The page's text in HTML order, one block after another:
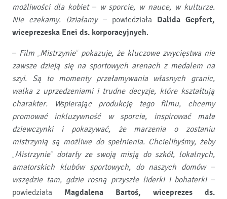
możliwości dla kobiet – w sporcie, w nauce, w kulturze.
Nie czekamy. Działamy– powiedziała Dalida Gepfert,
wiceprezeska Enei ds. korporacyjnych.
– Film „Mistrzynie” pokazuje, że kluczowe zwycięstwa nie
zawsze dzieją się na sportowych arenach z medalem na
szyi. Są to momenty przełamywania własnych granic,
walka z uprzedzeniami i trudne decyzje, które kształtują
charakter. Wspierając produkcję tego filmu, chcemy
promować inkluzywność w sporcie, inspirować małe
dziewczynki i pokazywać, że marzenia o zostaniu
mistrzynią są możliwe do spełnienia. Chcielibyśmy, żeby
„Mistrzynie” dotarły ze swoją misją do szkół, lokalnych,
amatorskich klubów sportowych, do naszych domów –
wszędzie tam, gdzie rosną przyszłe liderki i bohaterki –
powiedziała Magdalena Bartoś, wiceprezes ds.